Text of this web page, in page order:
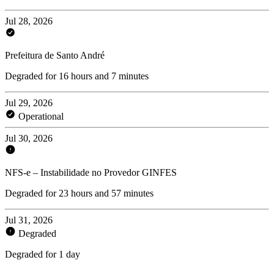
Jul 28, 2026
Prefeitura de Santo André
Degraded for 16 hours and 7 minutes
Jul 29, 2026
Operational
Jul 30, 2026
NFS-e – Instabilidade no Provedor GINFES
Degraded for 23 hours and 57 minutes
Jul 31, 2026
Degraded
Degraded for 1 day